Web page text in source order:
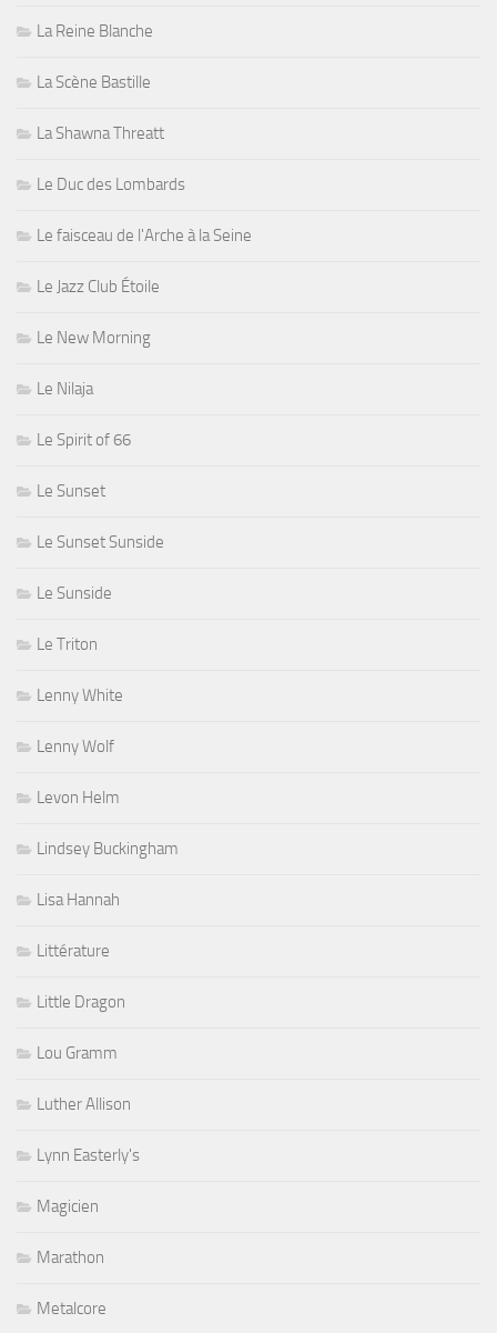
La Reine Blanche
La Scène Bastille
La Shawna Threatt
Le Duc des Lombards
Le faisceau de l'Arche à la Seine
Le Jazz Club Étoile
Le New Morning
Le Nilaja
Le Spirit of 66
Le Sunset
Le Sunset Sunside
Le Sunside
Le Triton
Lenny White
Lenny Wolf
Levon Helm
Lindsey Buckingham
Lisa Hannah
Littérature
Little Dragon
Lou Gramm
Luther Allison
Lynn Easterly's
Magicien
Marathon
Metalcore